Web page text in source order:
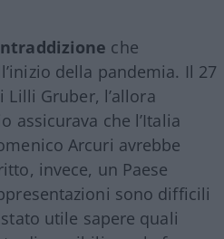
che
della pandemia. Il 27
Lilli Gruber, l’allora
assicurava che l’Italia
Arcuri avrebbe
invece, un Paese
sono difficili
utile sapere quali